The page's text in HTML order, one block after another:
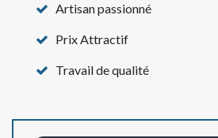
Artisan passionné
Prix Attractif
Travail de qualité